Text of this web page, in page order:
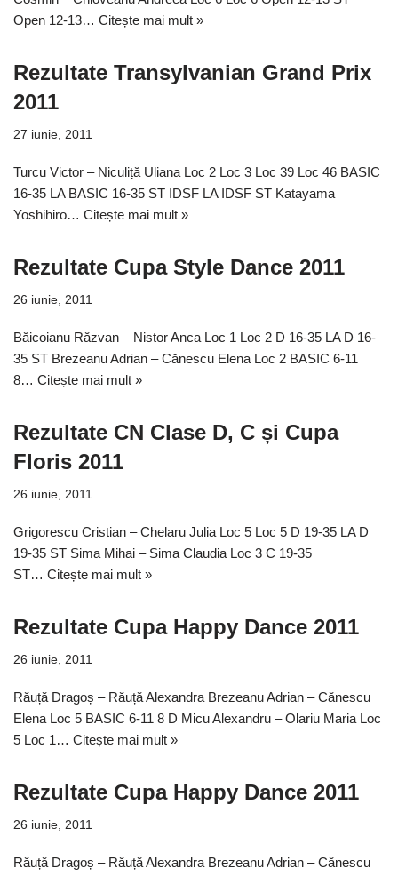
Open 12-13… Citește mai mult »
Rezultate Transylvanian Grand Prix
2011
27 iunie, 2011
Turcu Victor – Niculiță Uliana Loc 2 Loc 3 Loc 39 Loc 46 BASIC
16-35 LA BASIC 16-35 ST IDSF LA IDSF ST Katayama
Yoshihiro… Citește mai mult »
Rezultate Cupa Style Dance 2011
26 iunie, 2011
Băicoianu Răzvan – Nistor Anca Loc 1 Loc 2 D 16-35 LA D 16-
35 ST Brezeanu Adrian – Cănescu Elena Loc 2 BASIC 6-11
8… Citește mai mult »
Rezultate CN Clase D, C și Cupa
Floris 2011
26 iunie, 2011
Grigorescu Cristian – Chelaru Julia Loc 5 Loc 5 D 19-35 LA D
19-35 ST Sima Mihai – Sima Claudia Loc 3 C 19-35
ST… Citește mai mult »
Rezultate Cupa Happy Dance 2011
26 iunie, 2011
Răuță Dragoș – Răuță Alexandra Brezeanu Adrian – Cănescu
Elena Loc 5 BASIC 6-11 8 D Micu Alexandru – Olariu Maria Loc
5 Loc 1… Citește mai mult »
Rezultate Cupa Happy Dance 2011
26 iunie, 2011
Răuță Dragoș – Răuță Alexandra Brezeanu Adrian – Cănescu